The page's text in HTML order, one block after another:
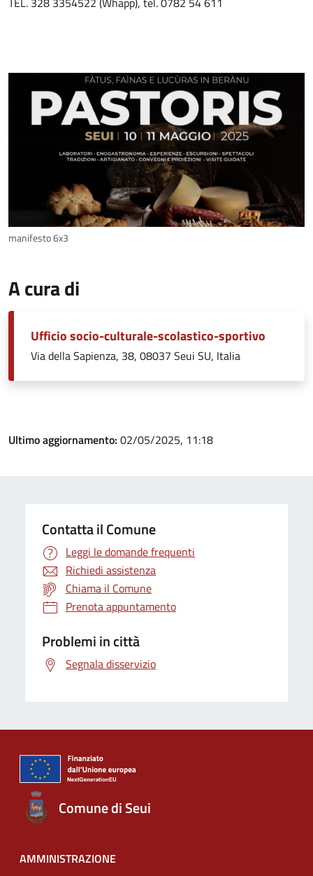
manifesto 6x3
A cura di
Ufficio socio-culturale-scolastico-sportivo
Via della Sapienza, 38, 08037 Seui SU, Italia
Ultimo aggiornamento: 02/05/2025, 11:18
Contatta il Comune
Leggi le domande frequenti
Richiedi assistenza
Chiama il Comune
Prenota appuntamento
Problemi in città
Segnala disservizio
Comune di Seui
AMMINISTRAZIONE